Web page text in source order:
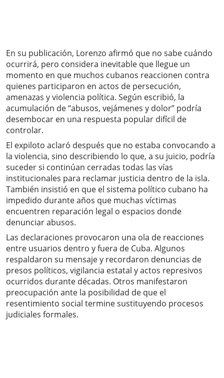
En su publicación, Lorenzo afirmó que no sabe cuándo
ocurrirá, pero considera inevitable que llegue un
momento en que muchos cubanos reaccionen contra
quienes participaron en actos de persecución,
amenazas y violencia política. Según escribió, la
acumulación de “abusos, vejámenes y dolor” podría
desembocar en una respuesta popular difícil de
controlar.
El expiloto aclaró después que no estaba convocando a
la violencia, sino describiendo lo que, a su juicio, podría
suceder si continúan cerradas todas las vías
institucionales para reclamar justicia dentro de la isla.
También insistió en que el sistema político cubano ha
impedido durante años que muchas víctimas
encuentren reparación legal o espacios donde
denunciar abusos.
Las declaraciones provocaron una ola de reacciones
entre usuarios dentro y fuera de Cuba. Algunos
respaldaron su mensaje y recordaron denuncias de
presos políticos, vigilancia estatal y actos represivos
ocurridos durante décadas. Otros manifestaron
preocupación ante la posibilidad de que el
resentimiento social termine sustituyendo procesos
judiciales formales.